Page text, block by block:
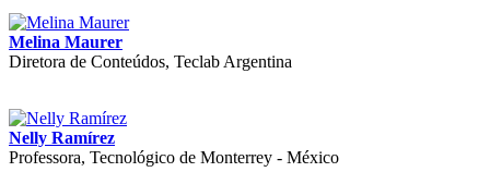
Melina Maurer
Diretora de Conteúdos, Teclab Argentina
Nelly Ramírez
Professora, Tecnológico de Monterrey - México